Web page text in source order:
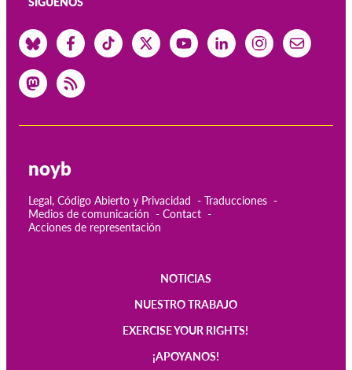
noyb
Legal, Código Abierto y Privacidad
Traducciones
Medios de comunicación
Contact
Acciones de representación
NOTICIAS
NUESTRO TRABAJO
EXERCISE YOUR RIGHTS!
¡APOYANOS!